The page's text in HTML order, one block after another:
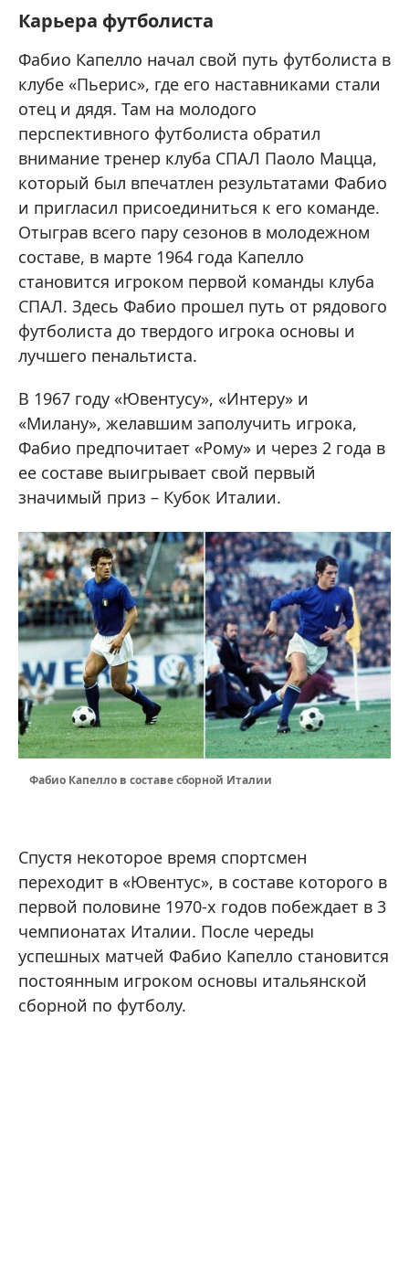
Карьера футболиста
Фабио Капелло начал свой путь футболиста в
клубе «Пьерис», где его наставниками стали
отец и дядя. Там на молодого
перспективного футболиста обратил
внимание тренер клуба СПАЛ Паоло Мацца,
который был впечатлен результатами Фабио
и пригласил присоединиться к его команде.
Отыграв всего пару сезонов в молодежном
составе, в марте 1964 года Капелло
становится игроком первой команды клуба
СПАЛ. Здесь Фабио прошел путь от рядового
футболиста до твердого игрока основы и
лучшего пенальтиста.
В 1967 году «Ювентусу», «Интеру» и
«Милану», желавшим заполучить игрока,
Фабио предпочитает «Рому» и через 2 года в
ее составе выигрывает свой первый
значимый приз – Кубок Италии.
Фабио Капелло в составе сборной Италии
Спустя некоторое время спортсмен
переходит в «Ювентус», в составе которого в
первой половине 1970-х годов побеждает в 3
чемпионатах Италии. После череды
успешных матчей Фабио Капелло становится
постоянным игроком основы итальянской
сборной по футболу.